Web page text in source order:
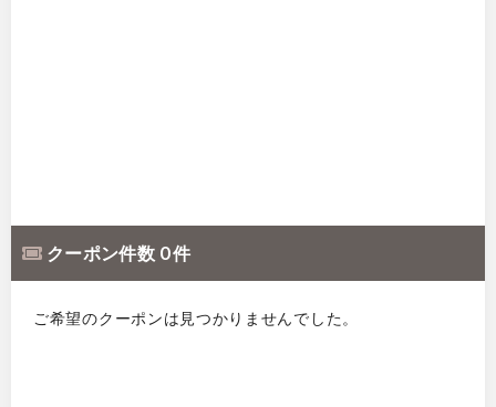
クーポン件数 0 件
ご希望のクーポンは見つかりませんでした。